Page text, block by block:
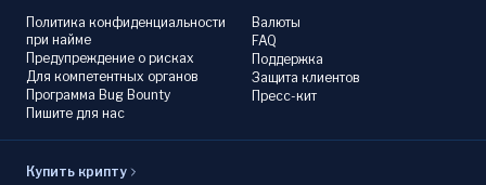
Политика конфиденциальности
при найме
Предупреждение о рисках
Для компетентных органов
Программа Bug Bounty
Пишите для нас
Валюты
FAQ
Поддержка
Защита клиентов
Пресс-кит
Купить крипту